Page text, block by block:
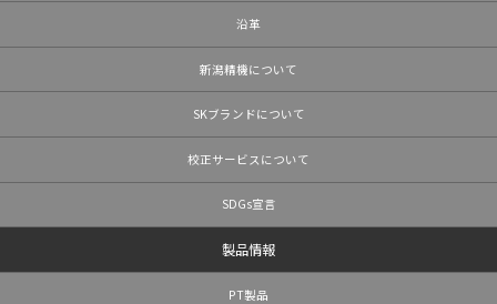
沿革
新潟精機について
SKブランドについて
校正サービスについて
SDGs宣言
製品情報
PT製品